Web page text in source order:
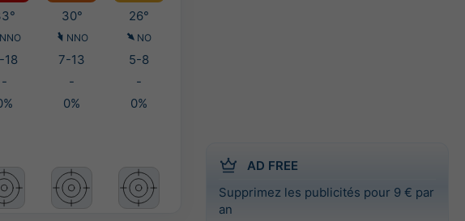
AD FREE
Supprimez les publicités pour 9 € par
an
30° 26°
NNO NNO NO
18 7-13
5-8
- -
-
0% 0%